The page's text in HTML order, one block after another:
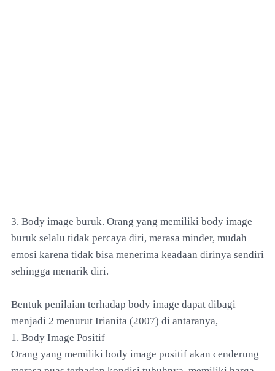
3. Body image buruk. Orang yang memiliki body image
buruk selalu tidak percaya diri, merasa minder, mudah
emosi karena tidak bisa menerima keadaan dirinya sendiri
sehingga menarik diri.
Bentuk penilaian terhadap body image dapat dibagi
menjadi 2 menurut Irianita (2007) di antaranya,
1. Body Image Positif
Orang yang memiliki body image positif akan cenderung